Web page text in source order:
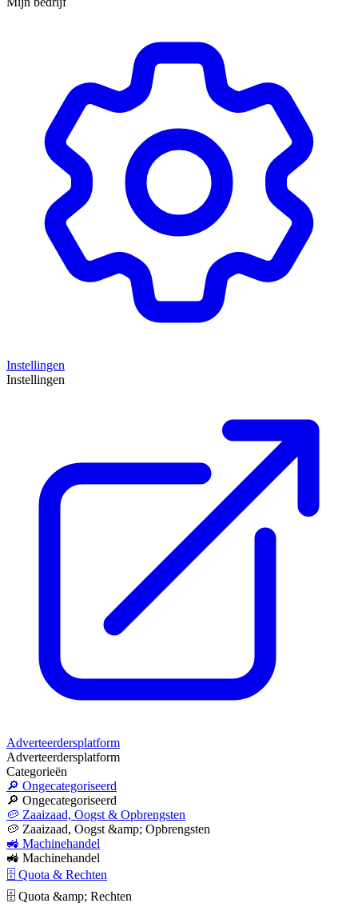
Instellingen
Instellingen
Adverteerdersplatform
Adverteerdersplatform
Categorieën
🔎 Ongecategoriseerd
🔎 Ongecategoriseerd
🥔 Zaaizaad, Oogst & Opbrengsten
🥔 Zaaizaad, Oogst &amp; Opbrengsten
🚜 Machinehandel
🚜 Machinehandel
🗄 Quota & Rechten
🗄 Quota &amp; Rechten